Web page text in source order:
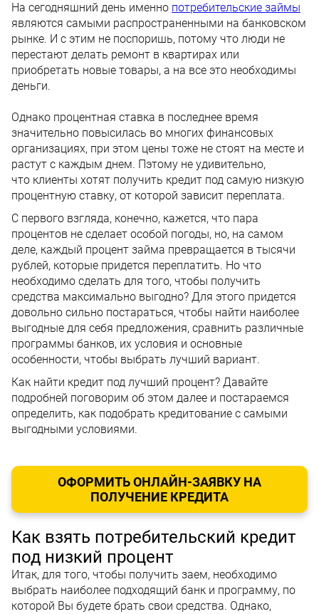
На сегодняшний день именно потребительские займы
являются самыми распространенными на банковском
рынке. И с этим не поспоришь, потому что люди не
перестают делать ремонт в квартирах или
приобретать новые товары, а на все это необходимы
деньги.
Однако процентная ставка в последнее время
значительно повысилась во многих финансовых
организациях, при этом цены тоже не стоят на месте и
растут с каждым днем. Пэтому не удивительно,
что клиенты хотят получить кредит под самую низкую
процентную ставку, от которой зависит переплата.
С первого взгляда, конечно, кажется, что пара
процентов не сделает особой погоды, но, на самом
деле, каждый процент займа превращается в тысячи
рублей, которые придется переплатить. Но что
необходимо сделать для того, чтобы получить
средства максимально выгодно? Для этого придется
довольно сильно постараться, чтобы найти наиболее
выгодные для себя предложения, сравнить различные
программы банков, их условия и основные
особенности, чтобы выбрать лучший вариант.
Как найти кредит под лучший процент? Давайте
подробней поговорим об этом далее и постараемся
определить, как подобрать кредитование с самыми
выгодными условиями.
ОФОРМИТЬ ОНЛАЙН-ЗАЯВКУ НА
ПОЛУЧЕНИЕ КРЕДИТА
Как взять потребительский кредит
под низкий процент
Итак, для того, чтобы получить заем, необходимо
выбрать наиболее подходящий банк и программу, по
которой Вы будете брать свои средства. Однако,